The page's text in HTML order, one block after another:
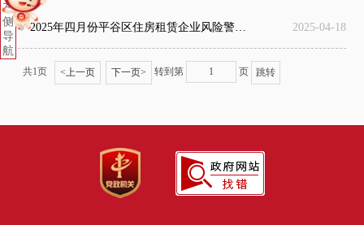
左
侧
导
航
2025年四月份平谷区住房租赁企业风险警示名单 2025-04-18
共1页 <上一页 下一页> 转到第 页